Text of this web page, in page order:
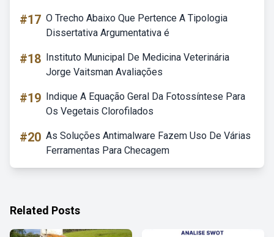
#17 O Trecho Abaixo Que Pertence A Tipologia
Dissertativa Argumentativa é
#18 Instituto Municipal De Medicina Veterinária
Jorge Vaitsman Avaliações
#19 Indique A Equação Geral Da Fotossíntese Para
Os Vegetais Clorofilados
#20 As Soluções Antimalware Fazem Uso De Várias
Ferramentas Para Checagem
Related Posts